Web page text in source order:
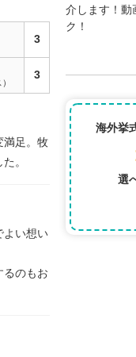
3
3
満足。牧
。
よい想い
るのもお
介します！動
ク！
海外挙
選